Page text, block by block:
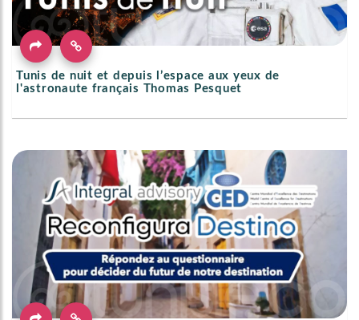
Tunis de nuit et depuis l’espace aux yeux de
l'astronaute français Thomas Pesquet